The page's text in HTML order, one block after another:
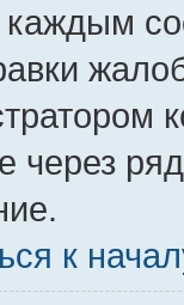
через
к